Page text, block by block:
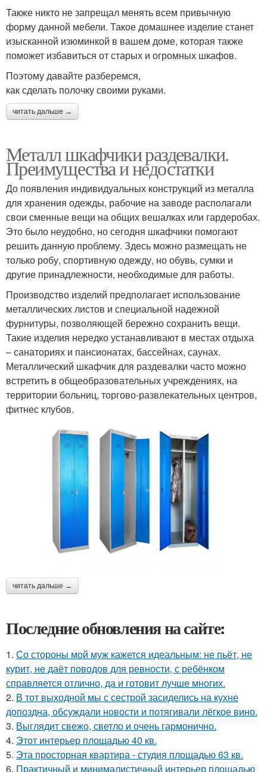
Также никто не запрещал менять всем привычную
форму данной мебели. Такое домашнее изделие станет
изысканной изюминкой в вашем доме, которая также
поможет избавиться от старых и огромных шкафов.
Поэтому давайте разберемся,
как сделать полочку своими руками.
читать дальше →
Металл шкафчики раздевалки.
Преимущества и недостатки
До появления индивидуальных конструкций из металла
для хранения одежды, рабочие на заводе располагали
свои сменные вещи на общих вешалках или гардеробах.
Это было неудобно, но сегодня шкафчики помогают
решить данную проблему. Здесь можно размещать не
только робу, спортивную одежду, но обувь, сумки и
другие принадлежности, необходимые для работы.
Производство изделий предполагает использование
металлических листов и специальной надежной
фурнитуры, позволяющей бережно сохранить вещи.
Такие изделия нередко устанавливают в местах отдыха
– санаториях и пансионатах, бассейнах, саунах.
Металлический шкафчик для раздевалки часто можно
встретить в общеобразовательных учреждениях, на
территории больниц, торгово-развлекательных центров,
фитнес клубов.
читать дальше →
Последние обновления на сайте:
1. Со стороны мой муж кажется идеальным: не пьёт, не
курит, не даёт поводов для ревности, с ребёнком
справляется отлично, да и готовит лучше многих.
2. В тот выходной мы с сестрой засиделись на кухне
допоздна, обсуждали новости и потягивали лёгкое вино.
3. Выглядит свежо, светло и очень гармонично.
4. Этот интерьер площадью 40 кв.
5. Эта просторная квартира - студия площадью 63 кв.
6. Практичный и минималистичный интерьер площадью